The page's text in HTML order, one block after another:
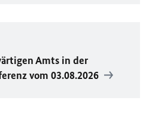
Amts in der
vom 03.08.2026